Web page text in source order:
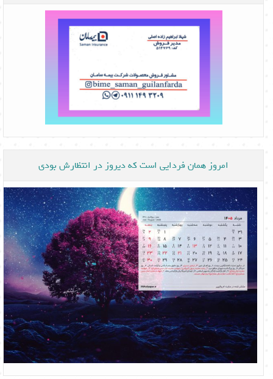
امروز همان فردایی است که دیروز در انتظارش بودی